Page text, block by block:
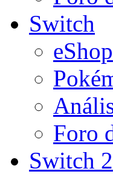
Switch
eShop
Foro
Switch 2